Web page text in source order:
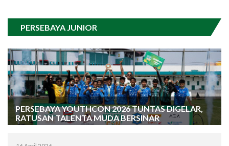
PERSEBAYA JUNIOR
PERSEBAYA YOUTHCON 2026 TUNTAS DIGELAR,
RATUSAN TALENTA MUDA BERSINAR